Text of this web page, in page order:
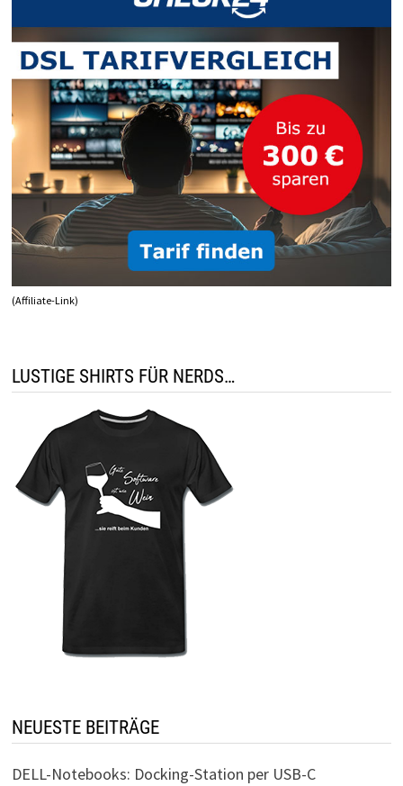
(Affiliate-Link)
LUSTIGE SHIRTS FÜR NERDS…
NEUESTE BEITRÄGE
DELL-Notebooks: Docking-Station per USB-C